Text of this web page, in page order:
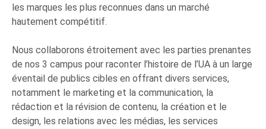
les marques les plus reconnues dans un marché
hautement compétitif.
Nous collaborons étroitement avec les parties prenantes
de nos 3 campus pour raconter l’histoire de l’UA à un large
éventail de publics cibles en offrant divers services,
notamment le marketing et la communication, la
rédaction et la révision de contenu, la création et le
design, les relations avec les médias, les services